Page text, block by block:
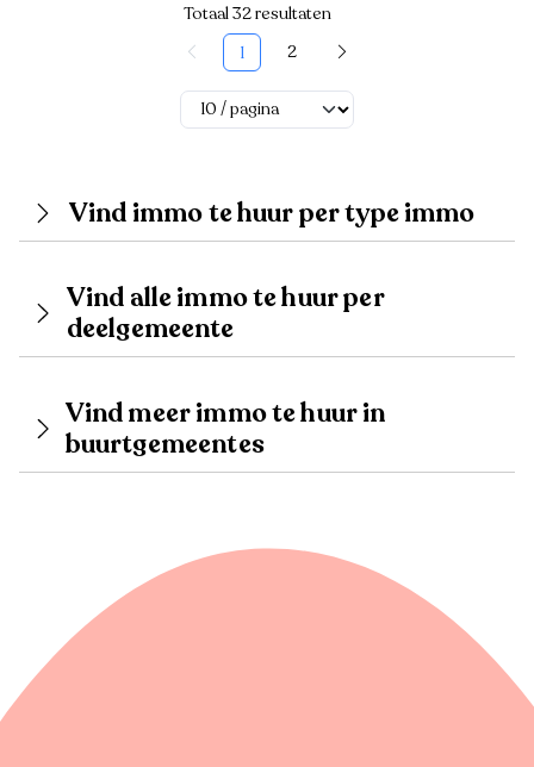
Totaal 32 resultaten
1
2
Vind immo te huur per type immo
Vind alle immo te huur per
deelgemeente
Vind meer immo te huur in
buurtgemeentes